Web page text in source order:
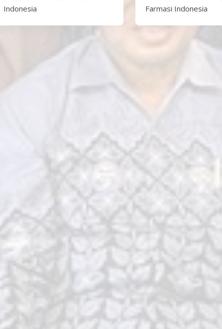
Indonesia
Farmasi Indonesia